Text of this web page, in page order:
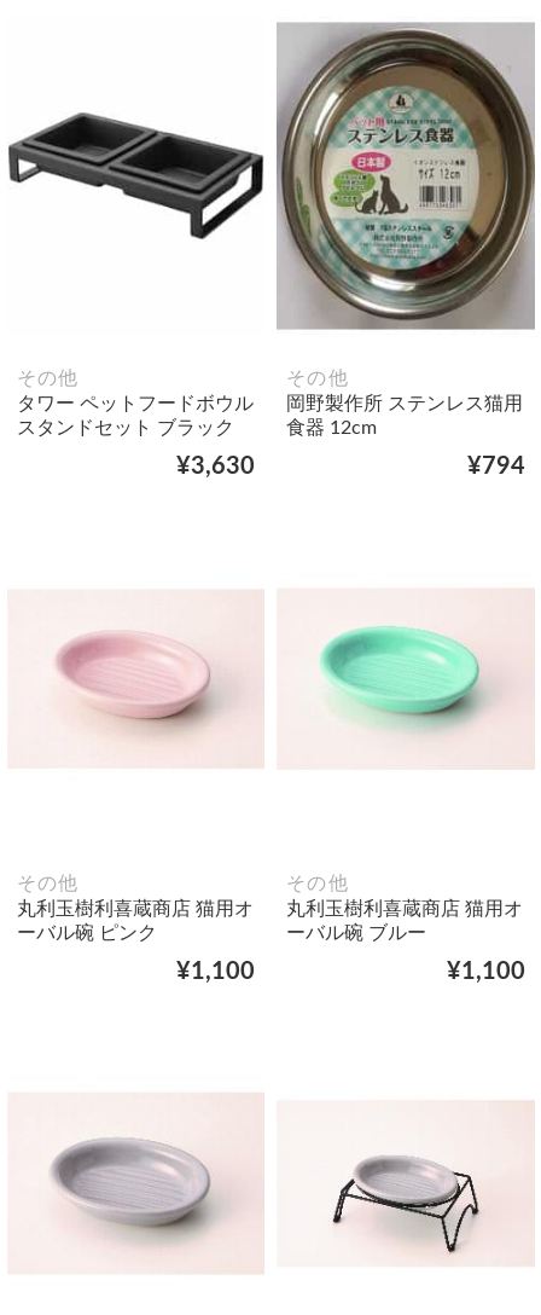
その他
タワー ペットフードボウル
スタンドセット ブラック
¥3,630
その他
岡野製作所 ステンレス猫用
食器 12cm
¥794
その他
丸利玉樹利喜蔵商店 猫用オ
ーバル碗 ピンク
¥1,100
その他
丸利玉樹利喜蔵商店 猫用オ
ーバル碗 ブルー
¥1,100